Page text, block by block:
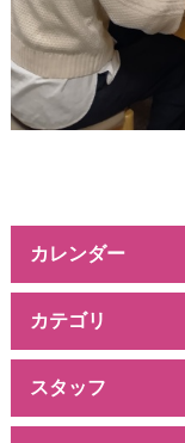
カレンダー
カテゴリ
スタッフ